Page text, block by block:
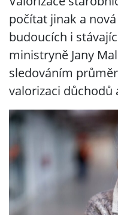
počítat jinak a
budoucích i
ministryně Jany
sledováním
valorizaci důchodů